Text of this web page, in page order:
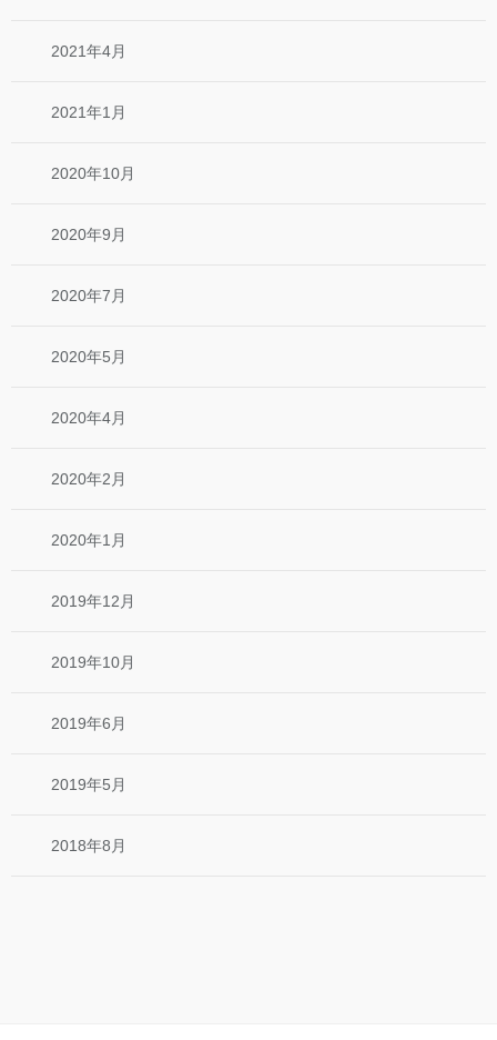
2021年4月
2021年1月
2020年10月
2020年9月
2020年7月
2020年5月
2020年4月
2020年2月
2020年1月
2019年12月
2019年10月
2019年6月
2019年5月
2018年8月